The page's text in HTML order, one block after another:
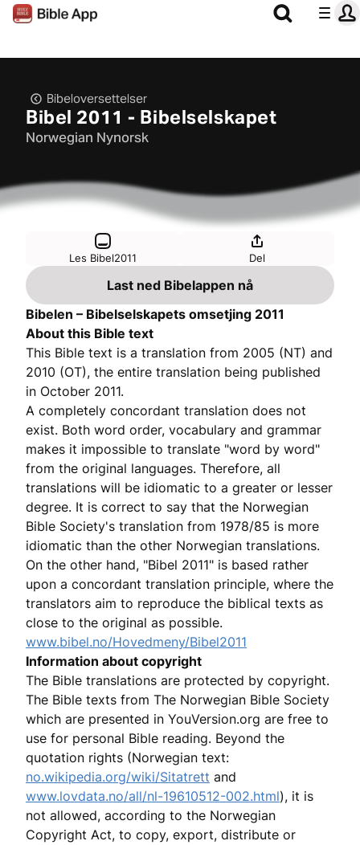
Bibeloversettelser
Bibel 2011 - Bibelselskapet
Norwegian Nynorsk
Les Bibel2011 Del
Last ned Bibelappen nå
Bibelen – Bibelselskapets omsetjing 2011
About this Bible text
This Bible text is a translation from 2005 (NT) and
2010 (OT), the entire translation being published
in October 2011.
A completely concordant translation does not
exist. Both word order, vocabulary and grammar
makes it impossible to translate "word by word"
from the original languages. Therefore, all
translations will be idiomatic to a greater or lesser
degree. It is correct to say that the Norwegian
Bible Society's translation from 1978/85 is more
idiomatic than the other Norwegian translations.
On the other hand, "Bibel 2011" is based rather
upon a concordant translation principle, where the
translators aim to reproduce the biblical texts as
close to the original as possible.
www.bibel.no/Hovedmeny/Bibel2011
Information about copyright
The Bible translations are protected by copyright.
The Bible texts from The Norwegian Bible Society
which are presented in YouVersion.org are free to
use for personal Bible reading. Beyond the
quotation rights (Norwegian text:
no.wikipedia.org/wiki/Sitatrett and
www.lovdata.no/all/nl-19610512-002.html), it is
not allowed, according to the Norwegian
Copyright Act, to copy, export, distribute or